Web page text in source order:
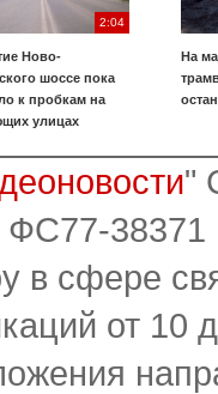
2:04
Ново-
шоссе пока
к пробкам на
улицах
На
"
38371
в сфере
от 10